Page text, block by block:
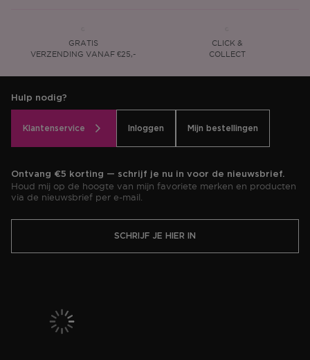
GRATIS
VERZENDING VANAF €25,-
CLICK &
COLLECT
Hulp nodig?
Klantenservice Inloggen Mijn bestellingen
Ontvang €5 korting — schrijf je nu in voor de nieuwsbrief.
Houd mij op de hoogte van mijn favoriete merken en producten
via de nieuwsbrief per e-mail.
SCHRIJF JE HIER IN